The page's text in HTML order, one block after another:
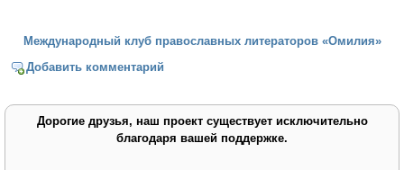
Международный клуб православных литераторов «Омилия»
Добавить комментарий
Дорогие друзья, наш проект существует исключительно
благодаря вашей поддержке.